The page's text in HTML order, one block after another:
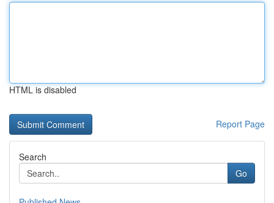
HTML is disabled
Report Page
Search
Go